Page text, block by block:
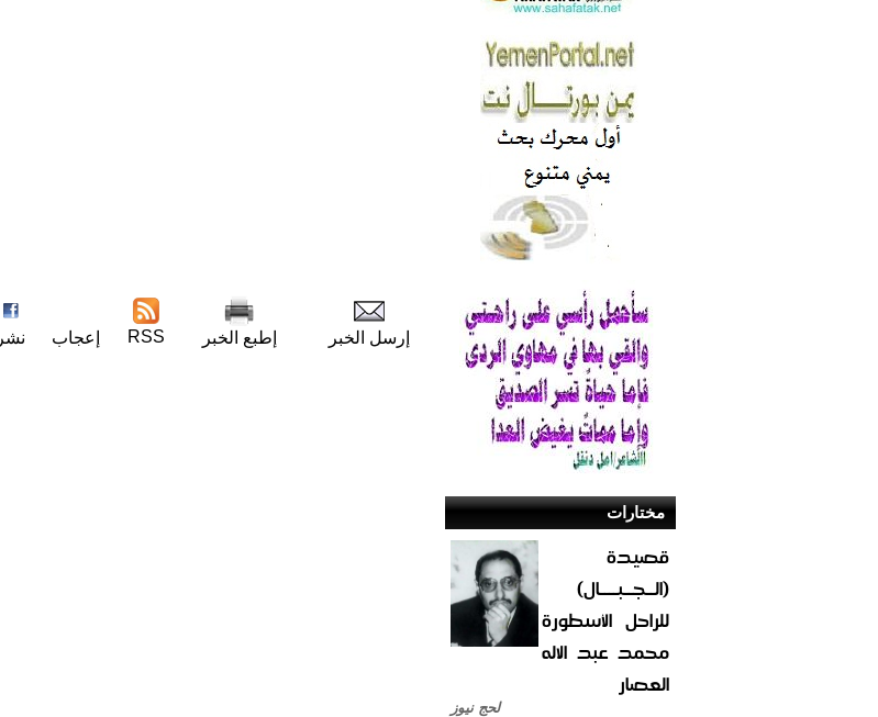
مختارات
قصيدة
(الــجــبــــال)
للراحل الأسطورة
محمد عبد الاله
العصار
لحج نيوز
إرسل الخبر إطبع الخبر RSS إعجاب نشر